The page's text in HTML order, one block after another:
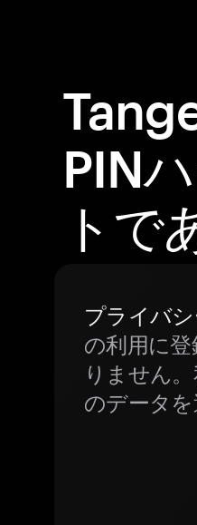
PIN
トで
プライバシ
の利用に
りません
のデータを